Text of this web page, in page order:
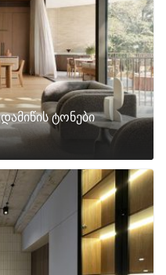
ტონები